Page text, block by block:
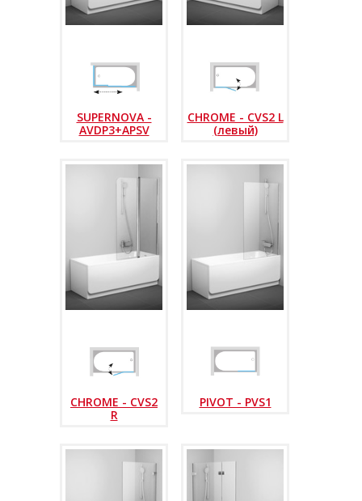
SUPERNOVA -
AVDP3+APSV
CHROME - CVS2 L
(левый)
CHROME - CVS2
R
PIVOT - PVS1